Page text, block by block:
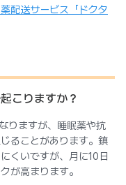
配送サービス「ドクタ
こりますか？
りますが、睡眠薬や抗
ることがあります。鎮
くいですが、月に10日
が高まります。